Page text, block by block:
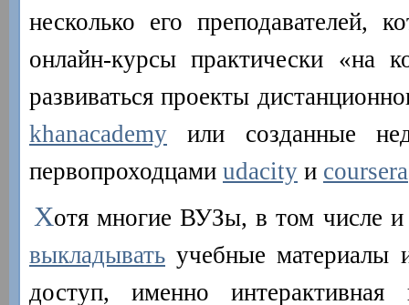
несколько его преподавателей,
онлайн-курсы практически «на
развиваться проекты
khanacademy или созданные
первопроходцами udacity и coursera
Хотя многие ВУЗы, в том числе
выкладывать учебные материалы
доступ, именно интерактивная